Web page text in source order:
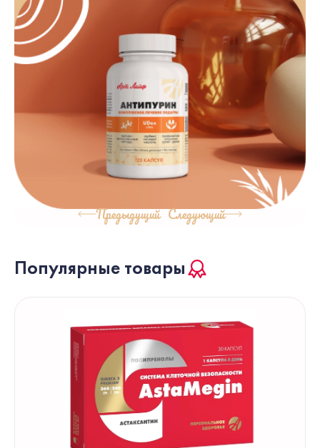
Предыдущий Следующий
Популярные товары